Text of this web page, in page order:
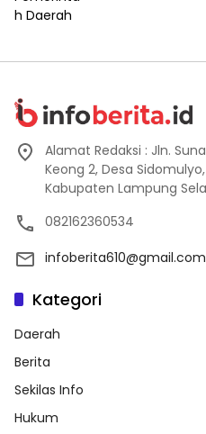
Alamat Redaksi : Jln.
Keong 2, Desa
Kabupaten Lampung
082162360534
infoberita610@gmail.com
Kategori
Daerah
Berita
Sekilas Info
Hukum